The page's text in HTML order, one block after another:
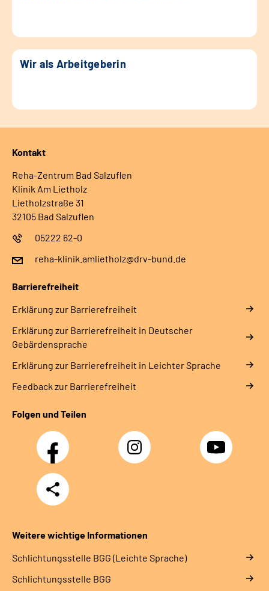
Wir als Arbeitgeberin
Kontakt
Reha-Zentrum Bad Salzuflen
Klinik Am Lietholz
Lietholzstraße 31
32105 Bad Salzuflen
05222 62-0
reha-klinik.amlietholz@drv-bund.de
Barrierefreiheit
Erklärung zur Barrierefreiheit
Erklärung zur Barrierefreiheit in Deutscher
Gebärdensprache
Erklärung zur Barrierefreiheit in Leichter Sprache
Feedback zur Barrierefreiheit
Folgen und Teilen
Facebook Instagram YouTube
Teilen
Weitere wichtige Informationen
Schlich­tungs­stel­le BGG (Leichte Sprache)
Schlich­tungs­stel­le BGG